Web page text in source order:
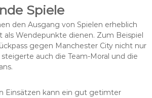
Spiele
den Ausgang von Spielen erheblich
als Wendepunkte dienen. Zum Beispiel
gegen Manchester City nicht nur
auch die Team-Moral und die
Einsätzen kann ein gut getimter